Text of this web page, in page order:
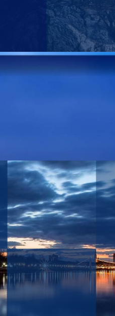
obnovu glavnog osječkog Trga Ante Starčevića